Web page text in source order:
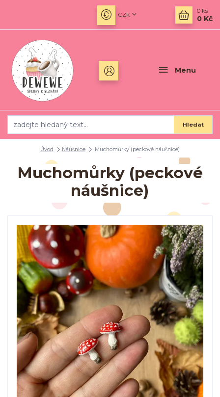
Menu
CZK
Hledat
0 ks
0 Kč
Úvod Náušnice Muchomůrky (peckové náušnice)
Muchomůrky (peckové
náušnice)